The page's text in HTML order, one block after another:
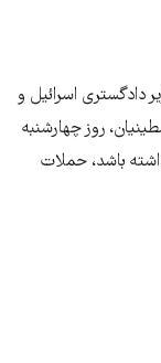
دادگستری اسرائیل و
روز چهارشنبه
باشد، حملات